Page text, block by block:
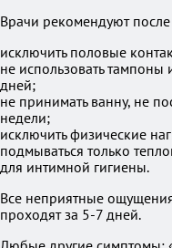
Врачи рекомендуют
исключить половые
не использовать тампоны
дней;
не принимать ванну, не
недели;
исключить физические
подмываться только
для интимной гигиены.
Все неприятные
проходят за 5-7 дней.